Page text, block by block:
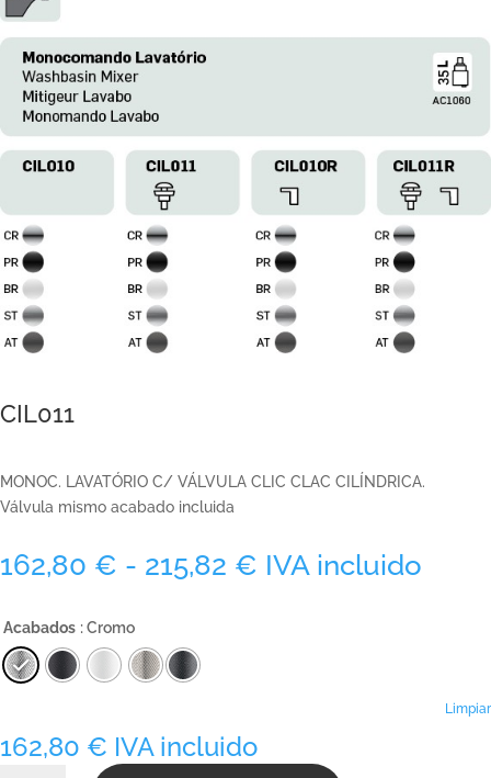
CIL011
MONOC. LAVATÓRIO C/ VÁLVULA CLIC CLAC CILÍNDRICA.
Válvula mismo acabado incluida
162,80 € - 215,82 € Rango
IVA incluido
Acabados : Cromo
Limpiar
162,80 € IVA incluido